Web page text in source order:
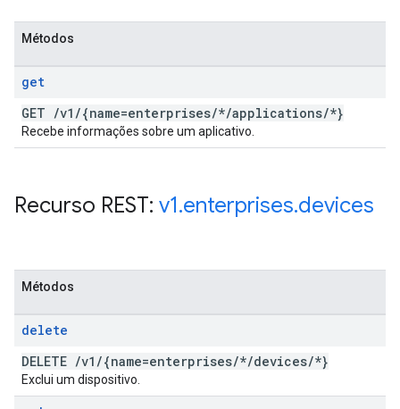
Métodos
get
GET /v1 /{name=enterprises/*/applications/*}
Recebe informações sobre um aplicativo.
Recurso REST: v1.enterprises.devices
Métodos
delete
DELETE /v1 /{name=enterprises/*/devices/*}
Exclui um dispositivo.